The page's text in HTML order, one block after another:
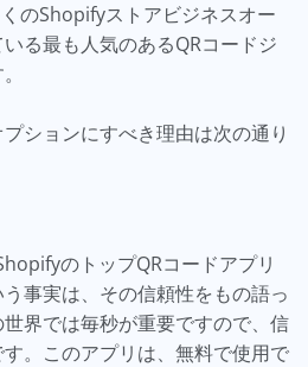
のShopifyストアビジネスオー
る最も人気のあるQRコードジ
ションにすべき理由は次の通り
のトップQRコードアプリ
事実は、その信頼性をもの語っ
界では毎秒が重要ですので、信
。このアプリは、無料で使用で